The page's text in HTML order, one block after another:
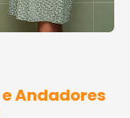
Andadores